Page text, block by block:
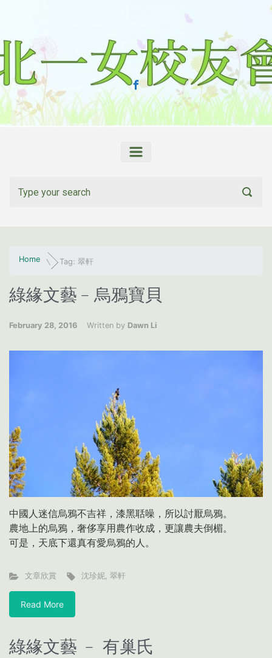
Home Tag: 翠軒
綠緣文藝﹣烏鴉寶貝
February 28, 2016 Written by Dawn Li
中國人迷信烏鴉不吉祥，漆黑聒噪，所以討厭烏鴉。
農地上的烏鴉，奢侈享用農作收成，更讓農夫倒楣。
可是，天底下還真有愛烏鴉的人。
文章欣賞 沈珍妮,翠軒
Read More
綠緣文藝 ﹣ 有巢氏